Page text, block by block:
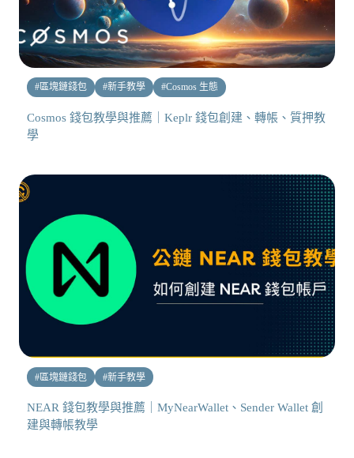
#區塊鏈錢包 #新手教學 #Cosmos 生態
Cosmos 錢包教學與推薦｜Keplr 錢包創建、轉帳、質押教
學
#區塊鏈錢包 #新手教學
NEAR 錢包教學與推薦｜MyNearWallet、Sender Wallet 創
建與轉帳教學